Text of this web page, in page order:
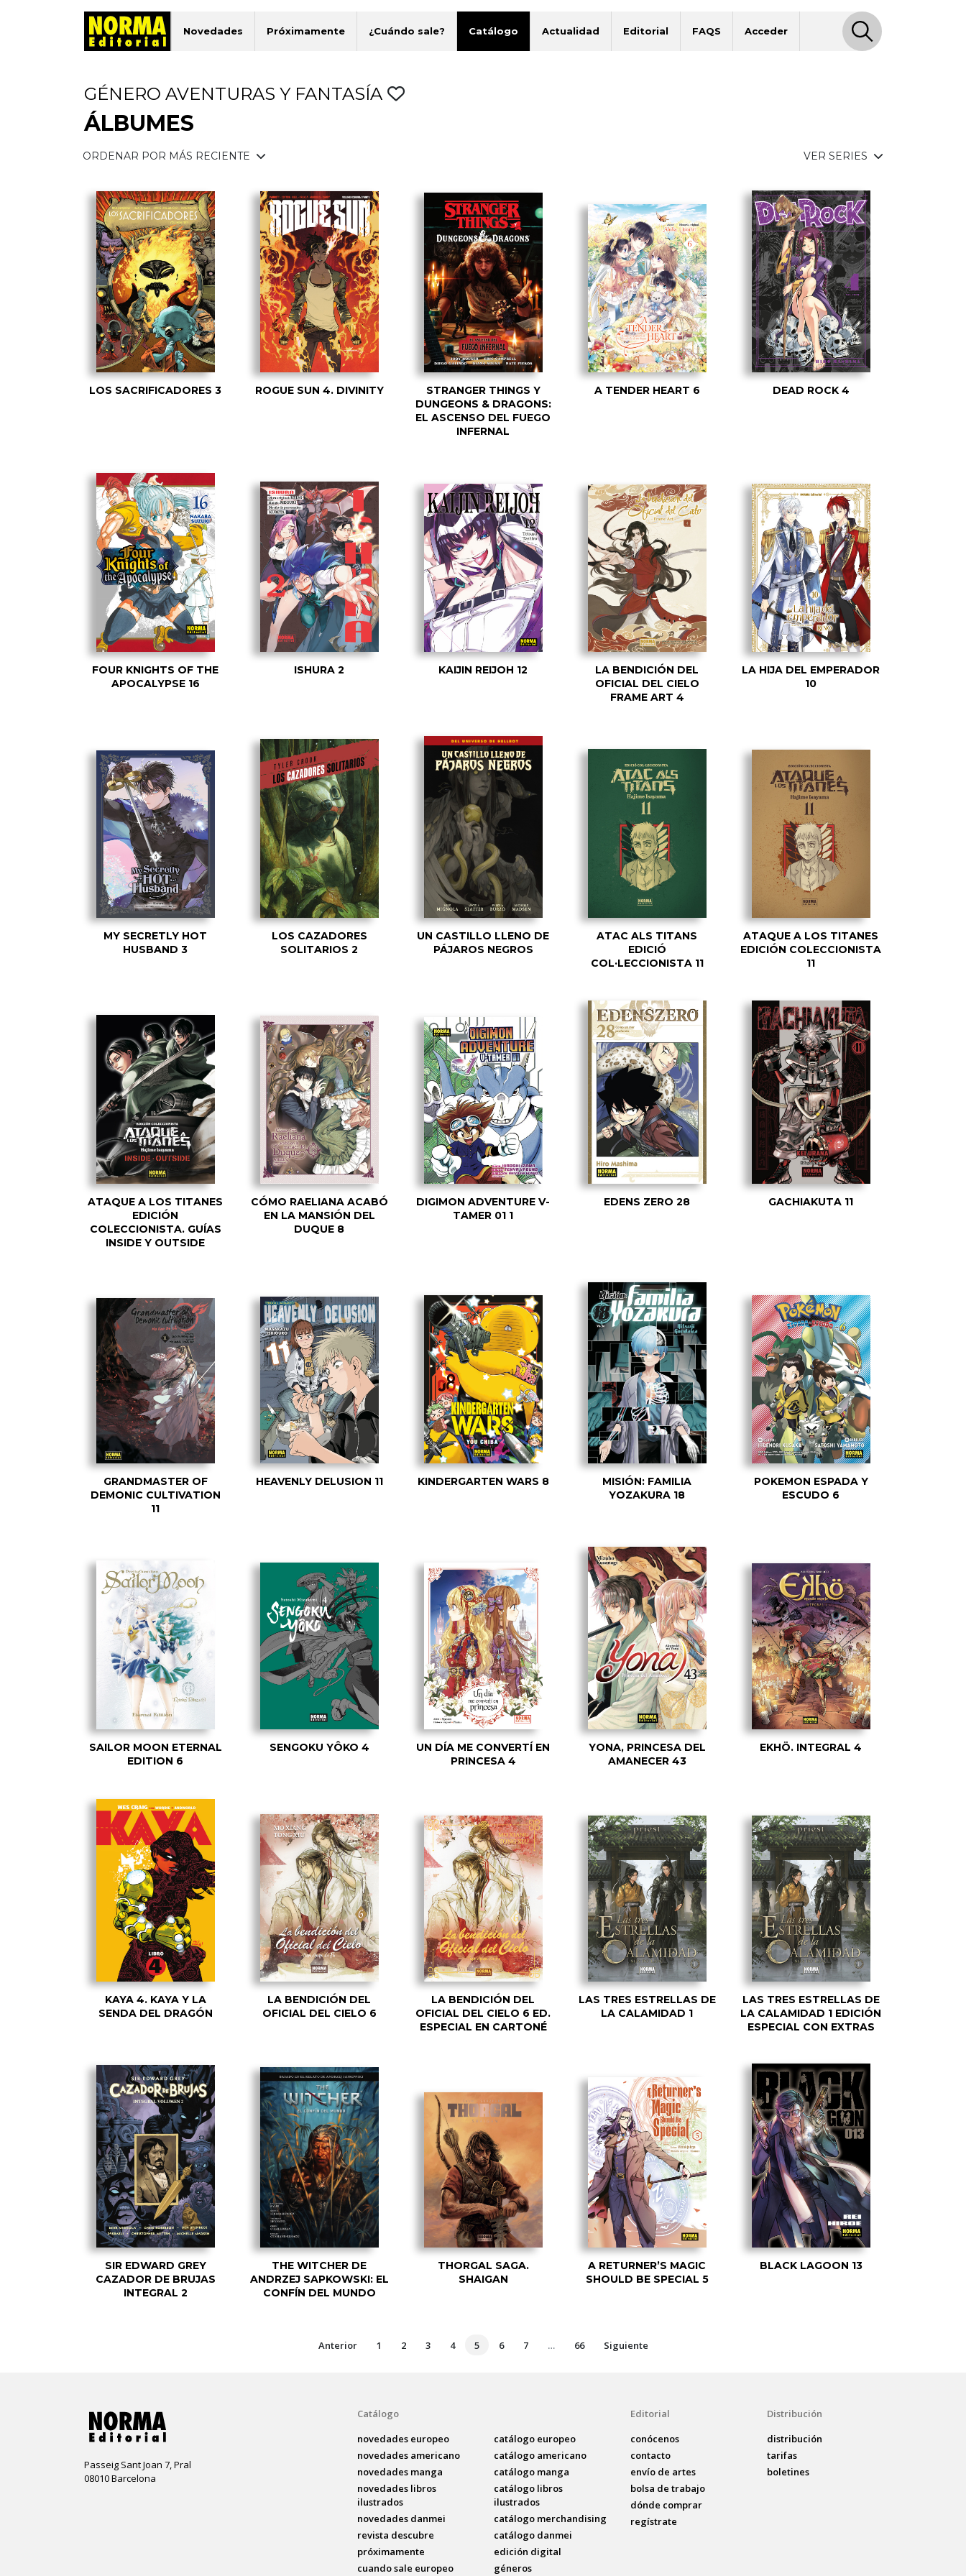
Novedades Próximamente ¿Cuándo sale? Catálogo Actualidad Editorial FAQS Acceder
GÉNERO AVENTURAS Y FANTASÍA
ÁLBUMES
ORDENAR POR MÁS RECIENTE VER SERIES
LOS SACRIFICADORES 3 ROGUE SUN 4. DIVINITY
STRANGER THINGS Y
DUNGEONS & DRAGONS:
EL ASCENSO DEL FUEGO
INFERNAL
A TENDER HEART 6 DEAD ROCK 4
FOUR KNIGHTS OF THE
APOCALYPSE 16
ISHURA 2 KAIJIN REIJOH 12
LA BENDICIÓN DEL
OFICIAL DEL CIELO
FRAME ART 4
LA HIJA DEL EMPERADOR
10
MY SECRETLY HOT
HUSBAND 3
LOS CAZADORES
SOLITARIOS 2
UN CASTILLO LLENO DE
PÁJAROS NEGROS
ATAC ALS TITANS
EDICIÓ
COL·LECCIONISTA 11
ATAQUE A LOS TITANES
EDICIÓN COLECCIONISTA
11
ATAQUE A LOS TITANES
EDICIÓN
COLECCIONISTA. GUÍAS
INSIDE Y OUTSIDE
CÓMO RAELIANA ACABÓ
EN LA MANSIÓN DEL
DUQUE 8
DIGIMON ADVENTURE V-
TAMER 01 1
EDENS ZERO 28 GACHIAKUTA 11
GRANDMASTER OF
DEMONIC CULTIVATION
11
HEAVENLY DELUSION 11 KINDERGARTEN WARS 8
MISIÓN: FAMILIA
YOZAKURA 18
POKEMON ESPADA Y
ESCUDO 6
SAILOR MOON ETERNAL
EDITION 6
SENGOKU YÔKO 4
UN DÍA ME CONVERTÍ EN
PRINCESA 4
YONA, PRINCESA DEL
AMANECER 43
EKHÖ. INTEGRAL 4
KAYA 4. KAYA Y LA
SENDA DEL DRAGÓN
LA BENDICIÓN DEL
OFICIAL DEL CIELO 6
LA BENDICIÓN DEL
OFICIAL DEL CIELO 6 ED.
ESPECIAL EN CARTONÉ
LAS TRES ESTRELLAS DE
LA CALAMIDAD 1
LAS TRES ESTRELLAS DE
LA CALAMIDAD 1 EDICIÓN
ESPECIAL CON EXTRAS
SIR EDWARD GREY
CAZADOR DE BRUJAS
INTEGRAL 2
THE WITCHER DE
ANDRZEJ SAPKOWSKI: EL
CONFÍN DEL MUNDO
THORGAL SAGA.
SHAIGAN
A RETURNER’S MAGIC
SHOULD BE SPECIAL 5
BLACK LAGOON 13
Anterior 1 2 3 4 5 6 7 … 66 Siguiente
Passeig Sant Joan 7, Pral
08010 Barcelona
Catálogo
novedades europeo
novedades americano
novedades manga
novedades libros
ilustrados
novedades danmei
revista descubre
próximamente
cuando sale europeo
catálogo europeo
catálogo americano
catálogo manga
catálogo libros
ilustrados
catálogo merchandising
catálogo danmei
edición digital
géneros
Editorial
conócenos
contacto
envío de artes
bolsa de trabajo
dónde comprar
regístrate
Distribución
distribución
tarifas
boletines